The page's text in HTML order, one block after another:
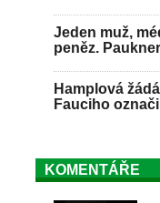
Jeden muž,
peněz.
Hamplová
Fauciho
KOMENTÁŘE